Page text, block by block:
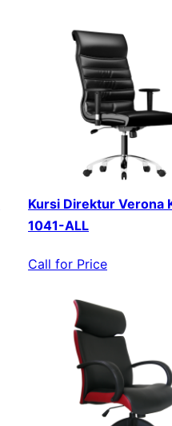
Kursi Direktur Verona
1041-ALL
Call for Price